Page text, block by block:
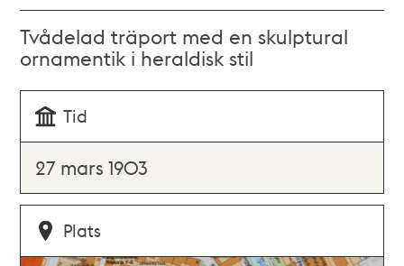
Tvådelad träport med en skulptural
ornamentik i heraldisk stil
Tid
27 mars 1903
Plats